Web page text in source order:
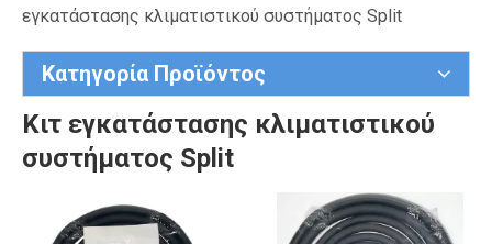
εγκατάστασης κλιματιστικού συστήματος Split
Κατηγορία Προϊόντος
Κιτ εγκατάστασης κλιματιστικού
συστήματος Split